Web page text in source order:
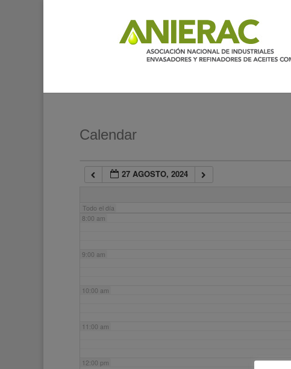
Calendar
27 AGOSTO, 2024
Todo el día
7:00 am
8:00 am
9:00 am
10:00 am
11:00 am
12:00 pm